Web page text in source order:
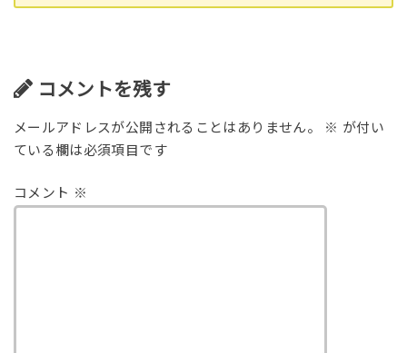
コメントを残す
メールアドレスが公開されることはありません。 ※ が付い
ている欄は必須項目です
コメント ※